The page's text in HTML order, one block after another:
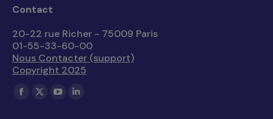
Contact
20-22 rue Richer - 75009 Paris
01-55-33-60-00
Nous Contacter (support)
Copyright 2025
Trouvez nous sur :
La
La
La
La